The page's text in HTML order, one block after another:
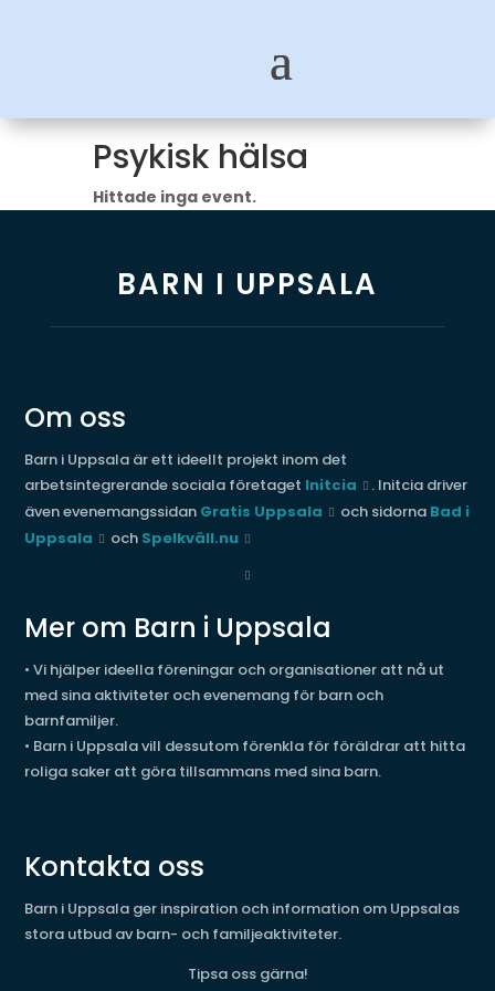
Psykisk hälsa
Hittade inga event.
BARN I UPPSALA
Om oss
Barn i Uppsala är ett ideellt projekt inom det
arbetsintegrerande sociala företaget Initcia
. Initcia driver
även evenemangssidan Gratis Uppsala och sidorna Bad i
Uppsala
och Spelkväll.nu
Mer om Barn i Uppsala
• Vi hjälper ideella föreningar och organisationer att nå ut
med sina aktiviteter och evenemang för barn och
barnfamiljer.
• Barn i Uppsala vill dessutom förenkla för föräldrar att hitta
roliga saker att göra tillsammans med sina barn.
Kontakta oss
Barn i Uppsala ger inspiration och information om Uppsalas
stora utbud av barn- och familjeaktiviteter.
Tipsa oss gärna!